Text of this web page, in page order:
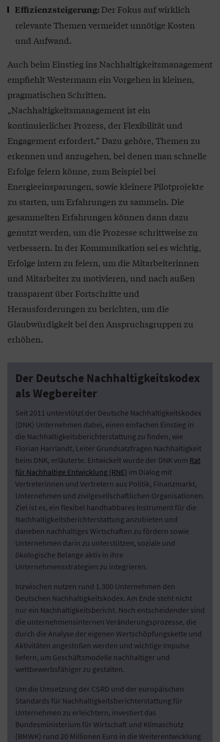
Effizienzsteigerung:Der Fokus auf wirklich
relevante Themen vermeidet unnötige Kosten
und Aufwand.
Auch beim Einstieg ins Nachhaltigkeitsmanagement
empfiehlt Westermann ein Vorgehen in kleinen,
pragmatischen Schritten.
„Nachhaltigkeitsmanagement ist ein
kontinuierlicher Prozess, der Flexibilität und
Engagement erfordert.“ Dazu gehöre, Themen zu
erkennen und anzugehen, bei denen man schnelle
Erfolge feiern könne, zum Beispiel bei
Energieeinsparungen, sowie kleinere Pilotprojekte
zu starten, um Erfahrungen zu sammeln. Die
gesammelten Erfahrungen können dann dazu
genutzt werden, um die Prozesse schrittweise zu
verbessern. In der Kommunikation sei es wichtig,
Erfolge intern zu feiern, um die Mitarbeiterinnen
und Mitarbeiter zu motivieren, und nach außen
transparent über Fortschritte und
Herausforderungen zu berichten, um die
Glaubwürdigkeit bei den Anspruchsgruppen zu
erhöhen.
Der Deutsche Nachhaltigkeitskodex
als Wegbereiter
Seit 2011 unterstützt der Deutsche Nachhaltigkeitskodex
(DNK) Unternehmen dabei, einen einfachen Einstieg in
die Nachhaltigkeitsberichterstattung zu finden, wie
Florian Harrlandt, Leiter Grundsatzfragen Nachhaltigkeit
beim DNK, erläuterte. Entwickelt wurde der DNK vom Rat
für Nachhaltige Entwicklung (RNE) im Dialog mit
Vertreterinnen und Vertretern aus Politik, Finanzmarkt,
Unternehmen und zivilgesellschaftlichen Organisationen.
Ziel ist es, ein flexibel handhabbares Instrument für die
Nachhaltigkeitsberichterstattung anzubieten und
daneben nachhaltiges Wirtschaften zu fördern sowie
Unternehmen darin zu unterstützen, soziale und
ökologische Belange aktiv in ihre
Unternehmensstrategien zu integrieren.
Inzwischen nutzen rund 1.300 Unternehmen den
Deutschen Nachhaltigkeitskodex. Am Ende steht nicht
nur ein Nachhaltigkeitsbericht. Noch entscheidender sind
die unternehmensinternen Veränderungsprozesse, die
durch die Analyse der eigenen Wertschöpfungskette und
Aktivitäten angestoßen werden und wichtige Impulse
liefern, um Geschäftsmodelle nachhaltiger und
wettbewerbsfähiger zu gestalten.
Um die Umsetzung der CSRD und der europäischen
Standards für Nachhaltigkeitsberichterstattung für
Unternehmen zu erleichtern, investiert das
Bundesministerium für Wirtschaft und Klimaschutz
(BMWK) rund 20 Millionen Euro in die Weiterentwicklung